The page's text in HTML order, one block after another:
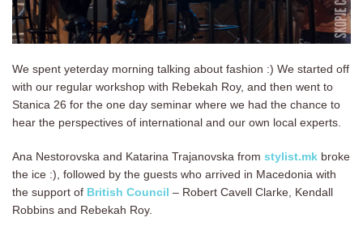
We spent yeterday morning talking about fashion :) We started off
with our regular workshop with Rebekah Roy, and then went to
Stanica 26 for the one day seminar where we had the chance to
hear the perspectives of international and our own local experts.
Ana Nestorovska and Katarina Trajanovska from stylist.mk broke
the ice :), followed by the guests who arrived in Macedonia with
the support of British Council – Robert Cavell Clarke, Kendall
Robbins and Rebekah Roy.